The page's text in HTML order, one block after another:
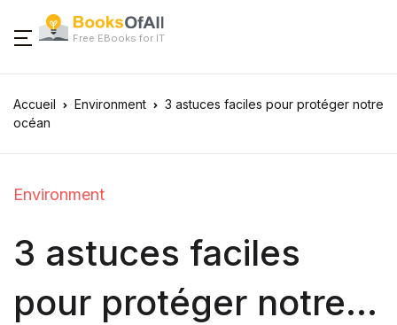
Free EBooks for IT
Accueil Environment
3 astuces faciles pour protéger notre
océan
Environment
3 astuces faciles
pour protéger notre